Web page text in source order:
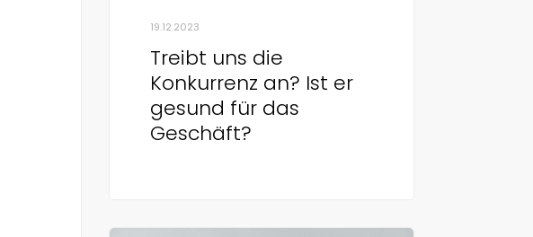
19.12.2023
Treibt uns die
Konkurrenz an? Ist er
gesund für das
Geschäft?